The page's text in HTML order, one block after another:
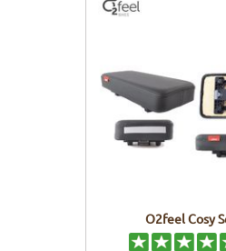
O2feel Cosy